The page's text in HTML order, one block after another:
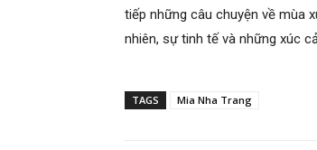
tiếp những câu chuyện về mùa
nhiên, sự tinh tế và những xúc
TAGS Mia Nha Trang